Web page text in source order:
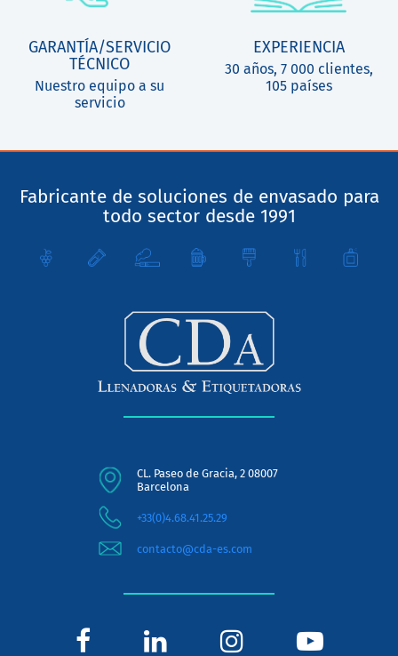
GARANTÍA/SERVICIO
TÉCNICO
Nuestro equipo a su
servicio
EXPERIENCIA
30 años, 7 000 clientes,
105 países
Fabricante de soluciones de envasado para
todo sector desde 1991
CL. Paseo de Gracia, 2 08007
Barcelona
+33(0)4.68.41.25.29
contacto@cda-es.com